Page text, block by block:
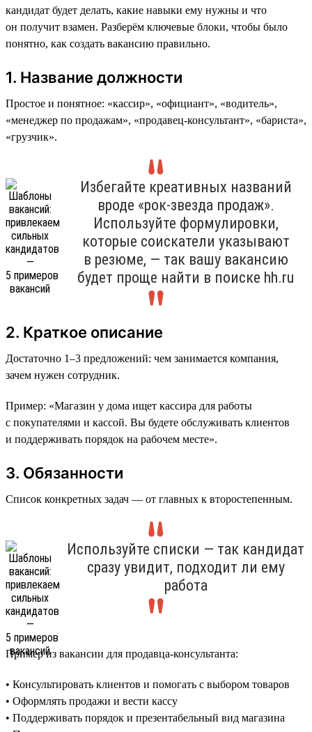
кандидат будет делать, какие навыки ему нужны и что
он получит взамен. Разберём ключевые блоки, чтобы было
понятно, как создать вакансию правильно.
1. Название должности
Простое и понятное: «кассир», «официант», «водитель»,
«менеджер по продажам», «продавец-консультант», «бариста»,
«грузчик».
Избегайте креативных названий
вроде «рок-звезда продаж».
Используйте формулировки,
которые соискатели указывают
в резюме, — так вашу вакансию
будет проще найти в поиске hh.ru
2. Краткое описание
Достаточно 1–3 предложений: чем занимается компания,
зачем нужен сотрудник.
Пример: «Магазин у дома ищет кассира для работы
с покупателями и кассой. Вы будете обслуживать клиентов
и поддерживать порядок на рабочем месте».
3. Обязанности
Список конкретных задач — от главных к второстепенным.
Используйте списки — так кандидат
сразу увидит, подходит ли ему
работа
Пример из вакансии для продавца-консультанта:
• Консультировать клиентов и помогать с выбором товаров
• Оформлять продажи и вести кассу
• Поддерживать порядок и презентабельный вид магазина